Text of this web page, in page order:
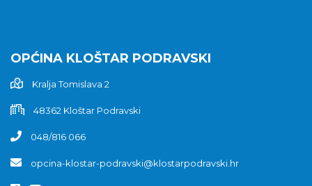
OPĆINA KLOŠTAR PODRAVSKI
Kralja Tomislava 2
48362 Kloštar Podravski
048/816 066
opcina-klostar-podravski@klostarpodravski.hr